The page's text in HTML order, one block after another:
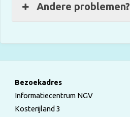
Andere problemen?
Bezoekadres
Informatiecentrum NGV
Kosterijland 3